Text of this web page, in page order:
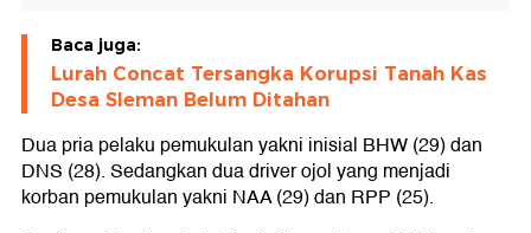
Baca juga:
Lurah Concat Tersangka Korupsi Tanah Kas
Desa Sleman Belum Ditahan
Dua pria pelaku pemukulan yakni inisial BHW (29) dan
DNS (28). Sedangkan dua driver ojol yang menjadi
korban pemukulan yakni NAA (29) dan RPP (25).